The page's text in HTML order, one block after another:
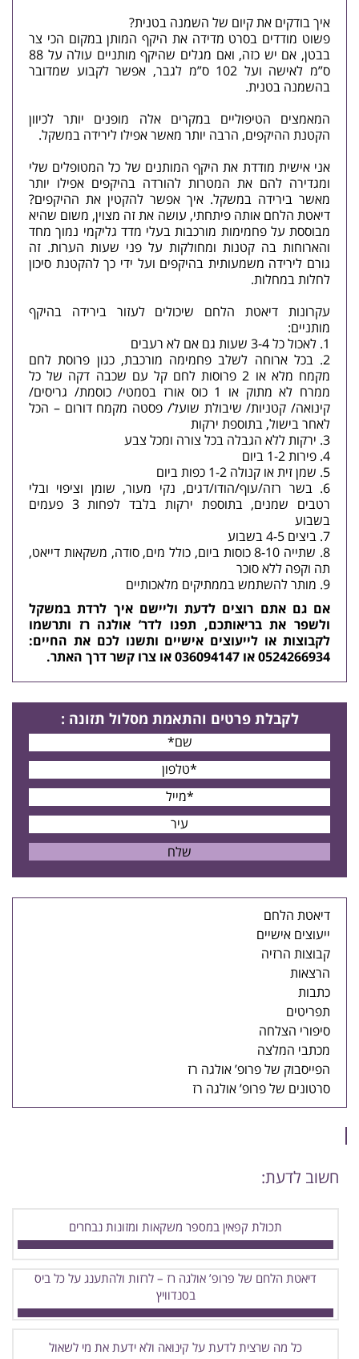
איך בודקים את קיום של השמנה בטנית?
פשוט מודדים בסרט מדידה את היקף המותן במקום הכי צר
בבטן, אם יש כזה, ואם מגלים שהיקף מותניים עולה על 88
ס”מ לאישה ועל 102 ס”מ לגבר, אפשר לקבוע שמדובר
בהשמנה בטנית.
המאמצים הטיפוליים במקרים אלה מופנים יותר לכיוון
הקטנת ההיקפים, הרבה יותר מאשר אפילו לירידה במשקל.
אני אישית מודדת את היקף המותנים של כל המטופלים שלי
ומגדירה להם את המטרות להורדה בהיקפים אפילו יותר
מאשר בירידה במשקל. איך אפשר להקטין את ההיקפים?
דיאטת הלחם אותה פיתחתי, עושה את זה מצוין, משום שהיא
מבוססת על פחמימות מורכבות בעלי מדד גליקמי נמוך מחד
והארוחות בה קטנות ומחולקות על פני שעות הערות. זה
גורם לירידה משמעותית בהיקפים ועל ידי כך להקטנת סיכון
לחלות במחלות.
עקרונות דיאטת הלחם שיכולים לעזור בירידה בהיקף
מותניים:
לאכול כל 3-4 שעות גם אם לא רעבים
בכל ארוחה לשלב פחמימה מורכבת, כגון פרוסת לחם
מקמח מלא או 2 פרוסות לחם קל עם שכבה דקה של כל
ממרח לא מתוק או 1 כוס אורז בסמטי/ כוסמת/ גריסים/
קינואה/ קטניות/ שיבולת שועל/ פסטה מקמח דורום – הכל
לאחר בישול, בתוספת ירקות
ירקות ללא הגבלה בכל צורה ומכל צבע
פירות 1-2 ביום
שמן זית או קנולה 1-2 כפות ביום
בשר רזה/עוף/הודו/דגים, נקי מעור, שומן וציפוי ובלי
רטבים שמנים, בתוספת ירקות בלבד לפחות 3 פעמים
בשבוע
ביצים 4-5 בשבוע
שתייה 8-10 כוסות ביום, כולל מים, סודה, משקאות דייאט,
תה וקפה ללא סוכר
מותר להשתמש בממתיקים מלאכותיים
אם גם אתם רוצים לדעת וליישם איך לרדת במשקל
ולשפר את בריאותכם, תפנו לדר’ אולגה רז ותרשמו
לקבוצות או לייעוצים אישיים ותשנו לכם את החיים:
0524266934 או 036094147 או
צרו קשר דרך האתר.
לקבלת פרטים והתאמת מסלול תזונה :
דיאטת הלחם
ייעוצים אישיים
קבוצות הרזיה
הרצאות
כתבות
תפריטים
סיפורי הצלחה
מכתבי המלצה
הפייסבוק של פרופ’ אולגה רז
סרטונים של פרופ’ אולגה רז
חשוב לדעת:
תכולת קפאין במספר משקאות ומזונות נבחרים
דיאטת הלחם של פרופ’ אולגה רז – לרזות ולהתענג על כל ביס
בסנדוויץ
כל מה שרצית לדעת על קינואה ולא ידעת את מי לשאול